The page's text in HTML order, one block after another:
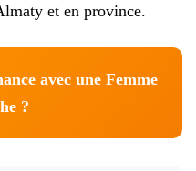
et en province.
avec une Femme
?